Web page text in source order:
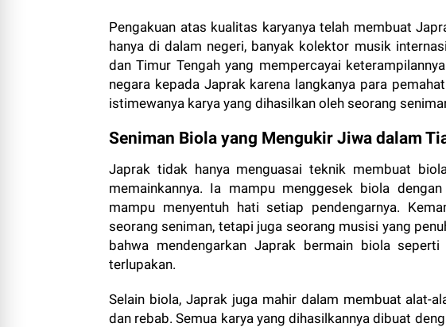
Pengakuan atas kualitas karyanya telah membuat
hanya di dalam negeri, banyak kolektor musik
dan Timur Tengah yang mempercayai
negara kepada Japrak karena langkanya para
istimewanya karya yang dihasilkan oleh seorang
Seniman Biola yang Mengukir Jiwa dalam
Japrak tidak hanya menguasai teknik membuat
memainkannya. Ia mampu menggesek biola
mampu menyentuh hati setiap pendengarnya.
seorang seniman, tetapi juga seorang musisi yang
bahwa mendengarkan Japrak bermain biola
terlupakan.
Selain biola, Japrak juga mahir dalam membuat alat-
dan rebab. Semua karya yang dihasilkannya dibuat